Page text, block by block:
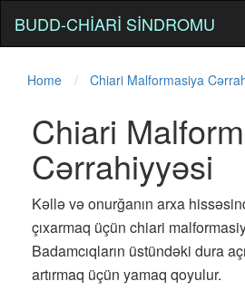
BUDD-CHIARI SINDROMU
Home Chiari Malformasiya
Chiari
Cərrahiyyəsi
Kəllə və onurğanın arxa
çıxarmaq üçün chiari
Badamcıqların üstündəki dura
artırmaq üçün yamaq qoyulur.